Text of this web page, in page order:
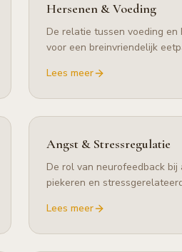
Hersenen & Voeding
De relatie tussen voeding
voor een breinvriendelijk
Lees meer
Angst & Stressregulatie
De rol van neurofeedback bij
piekeren en
Lees meer